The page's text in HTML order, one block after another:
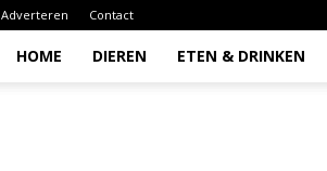
Adverteren Contact
HOME DIEREN ETEN & DRINKEN